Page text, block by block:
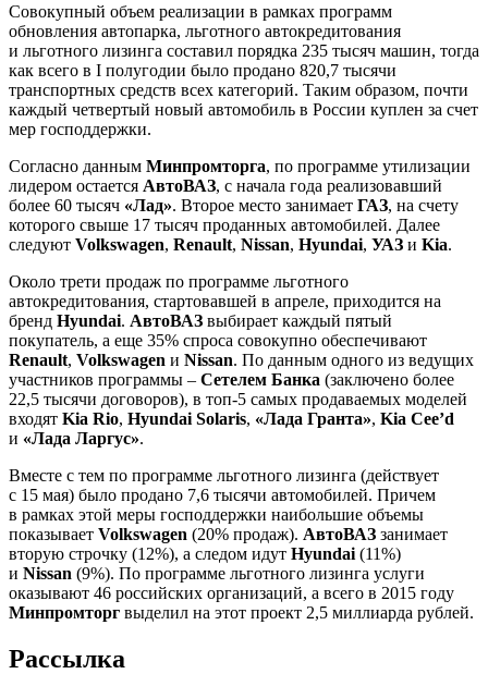
Совокупный объем реализации в рамках программ
обновления автопарка, льготного автокредитования
и льготного лизинга составил порядка 235 тысяч машин, тогда
как всего в I полугодии было продано 820,7 тысячи
транспортных средств всех категорий. Таким образом, почти
каждый четвертый новый автомобиль в России куплен за счет
мер господдержки.
Согласно данным Минпромторга, по программе утилизации
лидером остается АвтоВАЗ, с начала года реализовавший
более 60 тысяч «Лад». Второе место занимает ГАЗ, на счету
которого свыше 17 тысяч проданных автомобилей. Далее
следуют Volkswagen, Renault, Nissan, Hyundai, УАЗ и Kia.
Около трети продаж по программе льготного
автокредитования, стартовавшей в апреле, приходится на
бренд Hyundai. АвтоВАЗ выбирает каждый пятый
покупатель, а еще 35% спроса совокупно обеспечивают
Renault, Volkswagen и Nissan. По данным одного из ведущих
участников программы – Сетелем Банка (заключено более
22,5 тысячи договоров), в топ-5 самых продаваемых моделей
входят Kia Rio, Hyundai Solaris, «Лада Гранта», Kia Cee’d
и «Лада Ларгус».
Вместе с тем по программе льготного лизинга (действует
с 15 мая) было продано 7,6 тысячи автомобилей. Причем
в рамках этой меры господдержки наибольшие объемы
показывает Volkswagen (20% продаж). АвтоВАЗ занимает
вторую строчку (12%), а следом идут Hyundai (11%)
и Nissan (9%). По программе льготного лизинга услуги
оказывают 46 российских организаций, а всего в 2015 году
Минпромторг выделил на этот проект 2,5 миллиарда рублей.
Рассылка